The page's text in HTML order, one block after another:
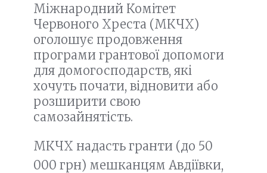
Міжнародний Комітет
Червоного Хреста (МКЧХ)
оголошує продовження
програми грантової допомоги
для домогосподарств, які
хочуть почати, відновити або
розширити свою
самозайнятість.
МКЧХ надасть гранти (до 50
000 грн) мешканцям Авдіївки,